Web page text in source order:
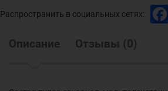
Распространить в социальных сетях:
Описание Отзывы (0)